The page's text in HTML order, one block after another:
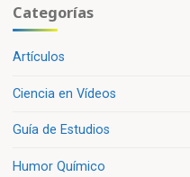
Categorías
Artículos
Ciencia en Vídeos
Guía de Estudios
Humor Químico